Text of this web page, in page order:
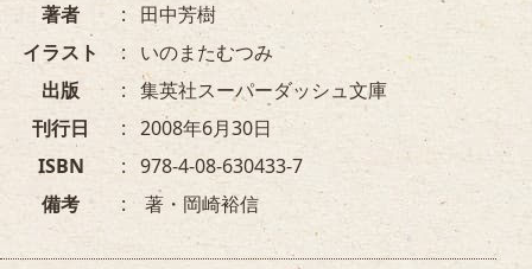
著者
田中芳樹
イラスト
いのまたむつみ
出版
集英社スーパーダッシュ文庫
刊行日
2008年6月30日
ISBN
978-4-08-630433-7
備考
著・岡崎裕信